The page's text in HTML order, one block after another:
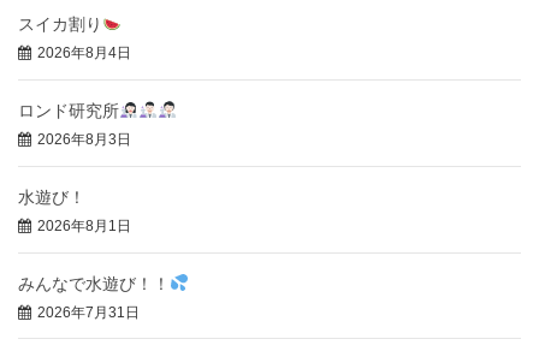
スイカ割り
2026年8月4日
ロンド研究所
2026年8月3日
水遊び！
2026年8月1日
みんなで水遊び！！
2026年7月31日